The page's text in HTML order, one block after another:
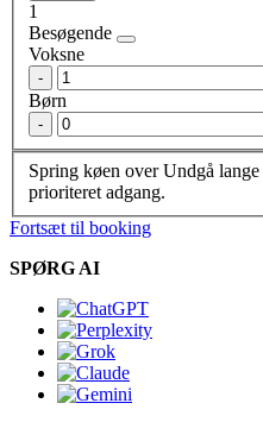
1
Besøgende
Voksne
-
Børn
-
Spring køen over Undgå
prioriteret adgang.
Fortsæt til booking
SPØRG AI